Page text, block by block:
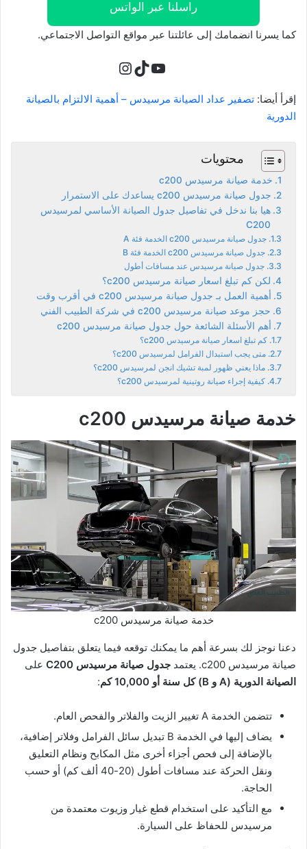
راسلنا عبر الواتس
كما يسرنا انضمامك إلى عائلتنا عبر مواقع التواصل الاجتماعي.
يوتيوب
تيك توكإنستجرام
إقرأ أيضا: تصفير عداد الصيانة مرسيدس – أهمية الالتزام بالصيانة
الدورية
محتويات
خدمة صيانة مرسيدس c200
جدول صيانة مرسيدس c200 يساعدك على الاستمرار
هيا بنا ندخل في تفاصيل جدول الصيانة الأساسي لمرسيدس
C200
جدول صيانة مرسيدس c200 الخدمة فئة A
جدول صيانة مرسيدس c200 الخدمة فئة B
جدول صيانة مرسيدس عند مسافات أطول
لكن كم تبلغ اسعار صيانة مرسيدس c200؟
أهمية العمل بـ جدول صيانة مرسيدس c200 في أقرب وقت
حجز موعد صيانة مرسيدس c200 في شركة الطبيب الفني
أهم الأسئلة الشائعة حول جدول صيانة مرسيدس c200
كم تبلغ اسعار صيانة مرسيدس c200؟
متى يجب استبدال الفرامل لمرسيدس c200؟
ماذا يعني ظهور لمبة تشيك انجن لمرسيدس c200؟
كيفية إجراء صيانة روتينية لمرسيدس c200؟
خدمة صيانة مرسيدس c200
خدمة صيانة مرسيدس c200
دعنا نوجز لك بسرعة أهم ما يمكنك توقعه فيما يتعلق بتفاصيل جدول
صيانة مرسيدس c200. يعتمد
جدول صيانة مرسيدس C200
على
الصيانة الدورية (A و B) كل سنة أو 10,000 كم
:
تتضمن الخدمة A تغيير الزيت والفلاتر والفحص العام.
يضاف إليها في الخدمة B تبديل سائل الفرامل وفلاتر إضافية،
بالإضافة إلى فحص أجزاء أخرى مثل المكابح ونظام التعليق
ونقل الحركة عند مسافات أطول (20-40 ألف كم) أو حسب
الحاجة.
مع التأكيد على استخدام قطع غيار وزيوت معتمدة من
مرسيدس للحفاظ على السيارة.